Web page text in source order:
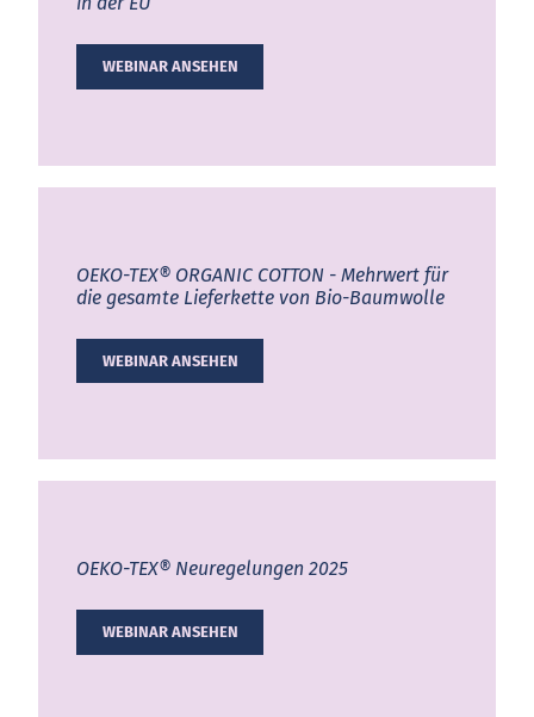
WEBINAR ANSEHEN
OEKO-TEX® ORGANIC COTTON - Mehr­wert für
die ge­sam­te Lie­fer­ket­te von Bio-Baum­wol­le
WEBINAR ANSEHEN
OEKO-TEX® Neuregelungen 2025
WEBINAR ANSEHEN